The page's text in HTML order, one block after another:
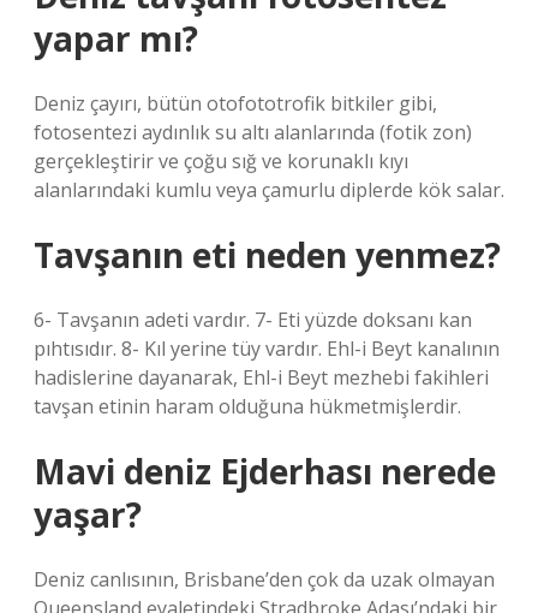
yapar mı?
Deniz çayırı, bütün otofototrofik bitkiler gibi,
fotosentezi aydınlık su altı alanlarında (fotik zon)
gerçekleştirir ve çoğu sığ ve korunaklı kıyı
alanlarındaki kumlu veya çamurlu diplerde kök salar.
Tavşanın eti neden yenmez?
6- Tavşanın adeti vardır. 7- Eti yüzde doksanı kan
pıhtısıdır. 8- Kıl yerine tüy vardır. Ehl-i Beyt kanalının
hadislerine dayanarak, Ehl-i Beyt mezhebi fakihleri ​​
tavşan etinin haram olduğuna hükmetmişlerdir.
Mavi deniz Ejderhası nerede
yaşar?
Deniz canlısının, Brisbane’den çok da uzak olmayan